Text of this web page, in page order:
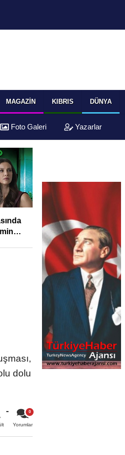
MAGAZIN KIBRIS DÜNYA
Foto Galeri Yazarlar
Yüksek Faiz ve
Sıkışıklığı
Reel Sektörde
Konkordato
dolu
Yorumlar